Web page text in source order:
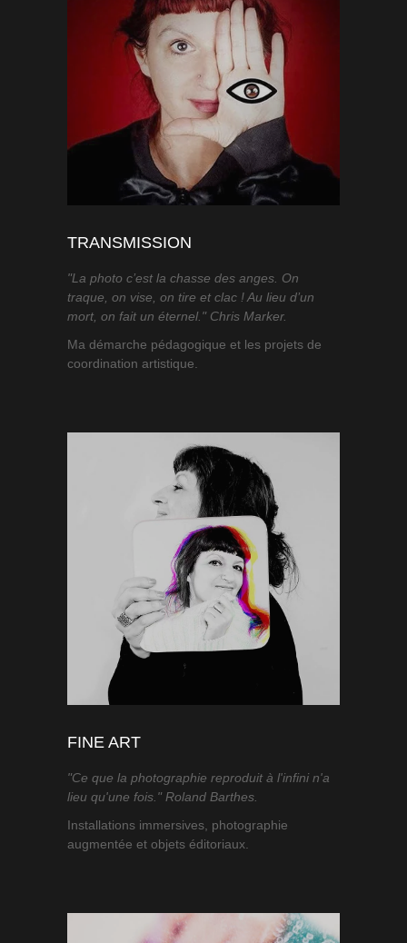
TRANSMISSION
"La photo c’est la chasse des anges. On
traque, on vise, on tire et clac ! Au lieu d’un
mort, on fait un éternel." Chris Marker.
Ma démarche pédagogique et les projets de
coordination artistique.
FINE ART
"Ce que la photographie reproduit à l'infini n'a
lieu qu'une fois." Roland Barthes.
Installations immersives, photographie
augmentée et objets éditoriaux.